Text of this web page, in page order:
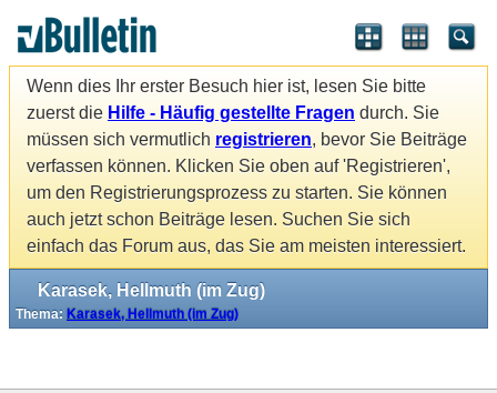
Wenn dies Ihr erster Besuch hier ist, lesen Sie bitte
zuerst die Hilfe - Häufig gestellte Fragen durch. Sie
müssen sich vermutlich registrieren, bevor Sie Beiträge
verfassen können. Klicken Sie oben auf 'Registrieren',
um den Registrierungsprozess zu starten. Sie können
auch jetzt schon Beiträge lesen. Suchen Sie sich
einfach das Forum aus, das Sie am meisten interessiert.
Karasek, Hellmuth (im Zug)
Thema: Karasek, Hellmuth (im Zug)